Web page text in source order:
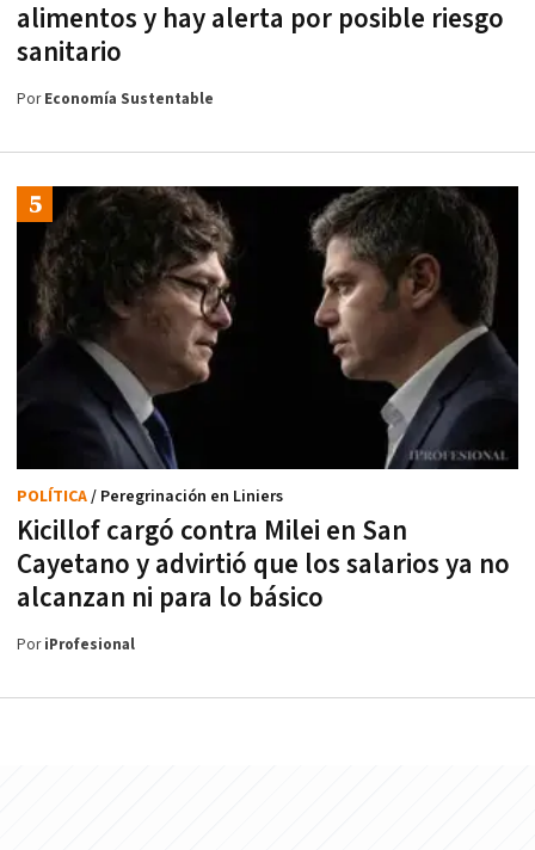
alimentos y hay alerta por posible riesgo
sanitario
PorEconomía Sustentable
Kicillof cargó contra Milei en San
Cayetano y advirtió que los salarios ya no
alcanzan ni para lo básico
POLÍTICA/ Peregrinación en Liniers
PoriProfesional